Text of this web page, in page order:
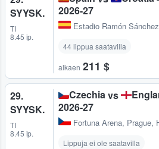
SYYSK.
TI
8.45 ip.
2026-27
Estadio Ramón
44 lippua saatavilla
alkaen 211 $
29.
SYYSK.
TI
8.45 ip.
Czechiavs
2026-27
Fortuna Arena, Prague,
Lippuja ei ole saatavilla